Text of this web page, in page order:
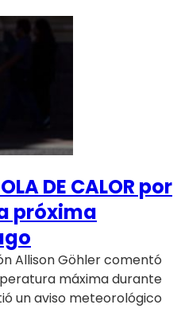
DE CALOR por
próxima
Allison Göhler comentó
máxima durante
un aviso meteorológico